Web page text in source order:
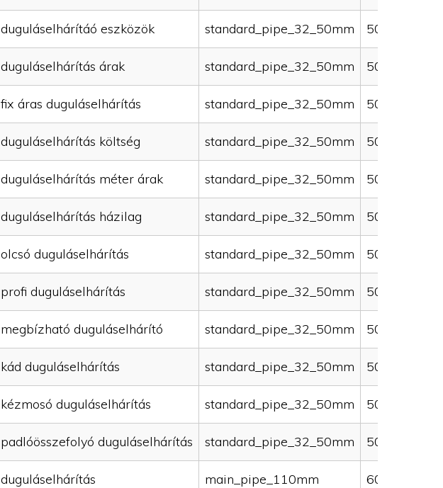
duguláselhárítáó eszközök standard_pipe_32_50mm 50000
duguláselhárítás árak standard_pipe_32_50mm 50000
fix áras duguláselhárítás standard_pipe_32_50mm 50000
duguláselhárítás költség standard_pipe_32_50mm 50000
duguláselhárítás méter árak standard_pipe_32_50mm 50000
duguláselhárítás házilag standard_pipe_32_50mm 50000
olcsó duguláselhárítás standard_pipe_32_50mm 50000
profi duguláselhárítás standard_pipe_32_50mm 50000
megbízható duguláselhárító standard_pipe_32_50mm 50000
kád duguláselhárítás standard_pipe_32_50mm 50000
kézmosó duguláselhárítás standard_pipe_32_50mm 50000
padlóösszefolyó duguláselhárítás standard_pipe_32_50mm 50000
duguláselhárítás main_pipe_110mm 60000